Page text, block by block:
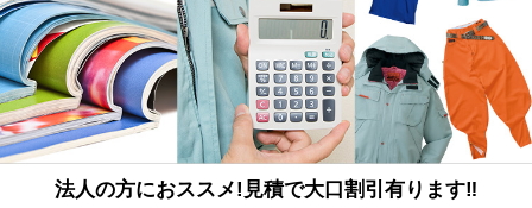
法人の方におススメ!見積で大口割引有ります‼